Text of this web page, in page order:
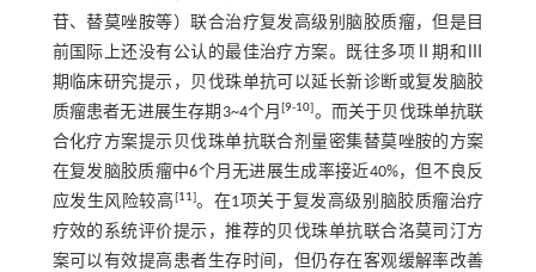
苷、替莫唑胺等）联合治疗复发高级别脑胶质瘤，但是目
前国际上还没有公认的最佳治疗方案。既往多项Ⅱ期和Ⅲ
期临床研究提示，贝伐珠单抗可以延长新诊断或复发脑胶
质瘤患者无进展生存期3~4个月[9-10]。而关于贝伐珠单抗联
合化疗方案提示贝伐珠单抗联合剂量密集替莫唑胺的方案
在复发脑胶质瘤中6个月无进展生成率接近40%，但不良反
应发生风险较高 [11]。在1项关于复发高级别脑胶质瘤治疗
疗效的系统评价提示，推荐的贝伐珠单抗联合洛莫司汀方
案可以有效提高患者生存时间，但仍存在客观缓解率改善